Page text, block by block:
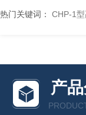
热门关键词： CHP-1
产